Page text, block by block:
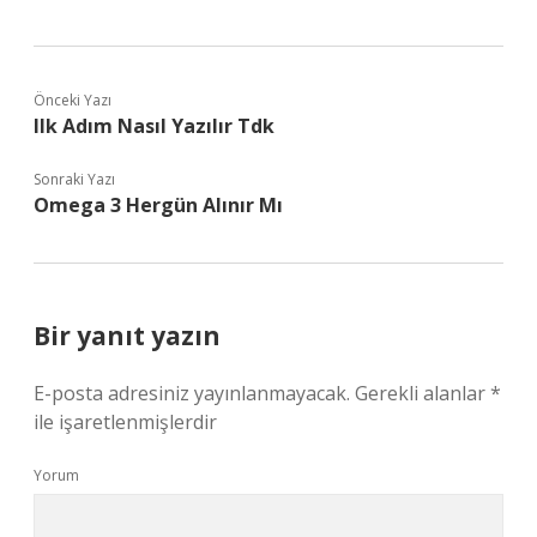
Önceki Yazı
Ilk Adım Nasıl Yazılır Tdk
Sonraki Yazı
Omega 3 Hergün Alınır Mı
Bir yanıt yazın
E-posta adresiniz yayınlanmayacak. Gerekli alanlar*
ile işaretlenmişlerdir
Yorum